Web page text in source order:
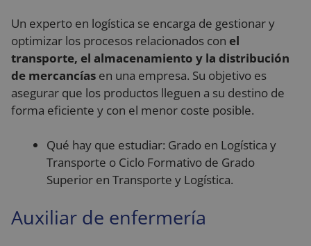
Un experto en logística se encarga de gestionar y
optimizar los procesos relacionados con el
transporte, el almacenamiento y la distribución
de mercancías en una empresa. Su objetivo es
asegurar que los productos lleguen a su destino de
forma eficiente y con el menor coste posible.
Qué hay que estudiar: Grado en Logística y
Transporte o Ciclo Formativo de Grado
Superior en Transporte y Logística.
Auxiliar de enfermería
de sesión de usuario y la gestión de cuentas. El sitio
web no se puede utilizar correctamente sin las
cookies estrictamente necesarias.
Nombre
Proveedor/
Dominio
Vencimiento
VISITOR_PRIVACY_METADATA
YouTube
5 meses 4
semanas